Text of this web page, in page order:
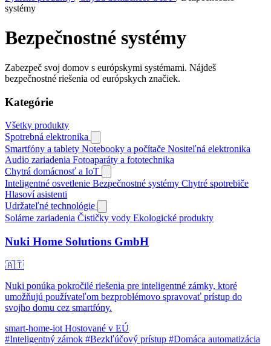
systémy
Bezpečnostné systémy
Zabezpeč svoj domov s európskymi systémami. Nájdeš
bezpečnostné riešenia od európskych značiek.
Kategórie
Všetky produkty
Spotrebná elektronika
Smartfóny a tablety Notebooky a počítače Nositeľná elektronika
Audio zariadenia Fotoaparáty a fototechnika
Chytrá domácnosť a IoT
Inteligentné osvetlenie Bezpečnostné systémy Chytré spotrebiče
Hlasoví asistenti
Udržateľné technológie
Solárne zariadenia Čističky vody Ekologické produkty
Nuki Home Solutions GmbH
🇦🇹
Nuki ponúka pokročilé riešenia pre inteligentné zámky, ktoré
umožňujú používateľom bezproblémovo spravovať prístup do
svojho domu cez smartfóny.
smart-home-iot Hostované v EÚ
#Inteligentný zámok #Bezkľúčový prístup #Domáca automatizácia